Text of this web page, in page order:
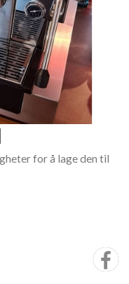
for å lage den til